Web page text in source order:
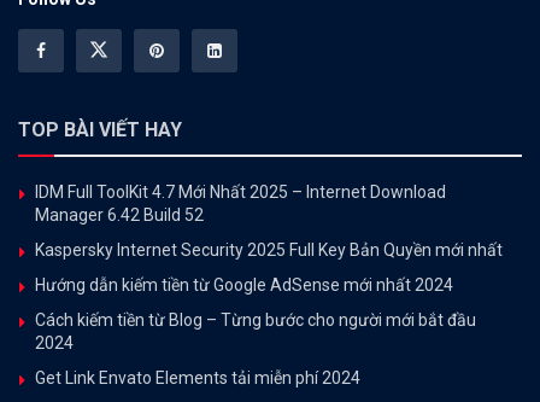
TOP BÀI VIẾT HAY
IDM Full ToolKit 4.7 Mới Nhất 2025 – Internet Download
Manager 6.42 Build 52
Kaspersky Internet Security 2025 Full Key Bản Quyền mới nhất
Hướng dẫn kiếm tiền từ Google AdSense mới nhất 2024
Cách kiếm tiền từ Blog – Từng bước cho người mới bắt đầu
2024
Get Link Envato Elements tải miễn phí 2024